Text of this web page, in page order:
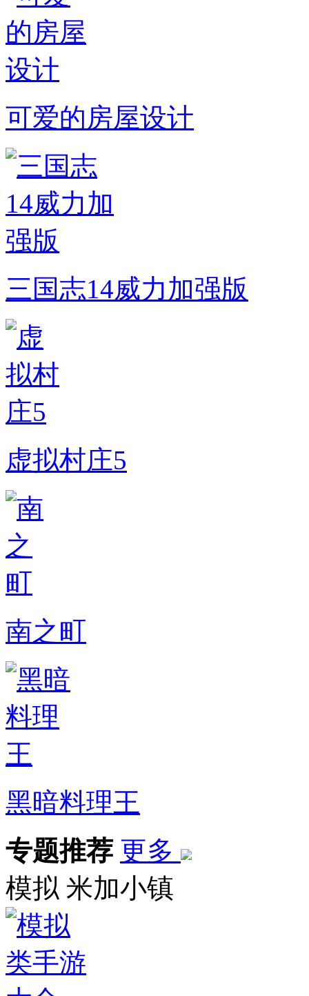
可爱的房屋设计
三国志14威力加强版
虚拟村庄5
南之町
黑暗料理王
专题推荐 更多
模拟 米加小镇